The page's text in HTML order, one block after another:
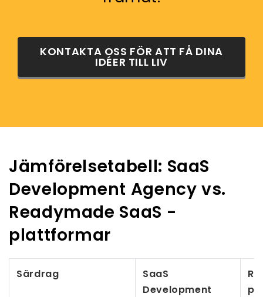
KONTAKTA OSS FÖR ATT FÅ DINA
IDÉER TILL LIV
Jämförelsetabell: SaaS
Development Agency vs.
Readymade SaaS -
plattformar
Särdrag
SaaS
Development